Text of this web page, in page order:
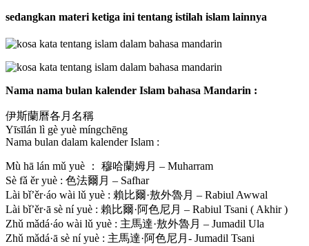
sedangkan materi ketiga ini tentang istilah islam lainnya
Nama nama bulan kalender Islam bahasa Mandarin :
伊斯蘭曆各月名稱
Yīsīlán lì gè yuè míngchēng
Nama bulan dalam kalender Islam :
Mù hā lán mǔ yuè ： 穆哈蘭姆月 – Muharram
Sè fǎ ěr yuè : 色法爾月 – Safhar
Lài bǐ’ěr·áo wài lǔ yuè : 賴比爾·敖外魯月 – Rabiul Awwal
Lài bǐ’ěr·ā sè ní yuè : 賴比爾·阿色尼月 – Rabiul Tsani ( Akhir )
Zhǔ mǎdá·áo wài lǔ yuè : 主馬達·敖外魯月 – Jumadil Ula
Zhǔ mǎdá·ā sè ní yuè : 主馬達·阿色尼月- Jumadil Tsani